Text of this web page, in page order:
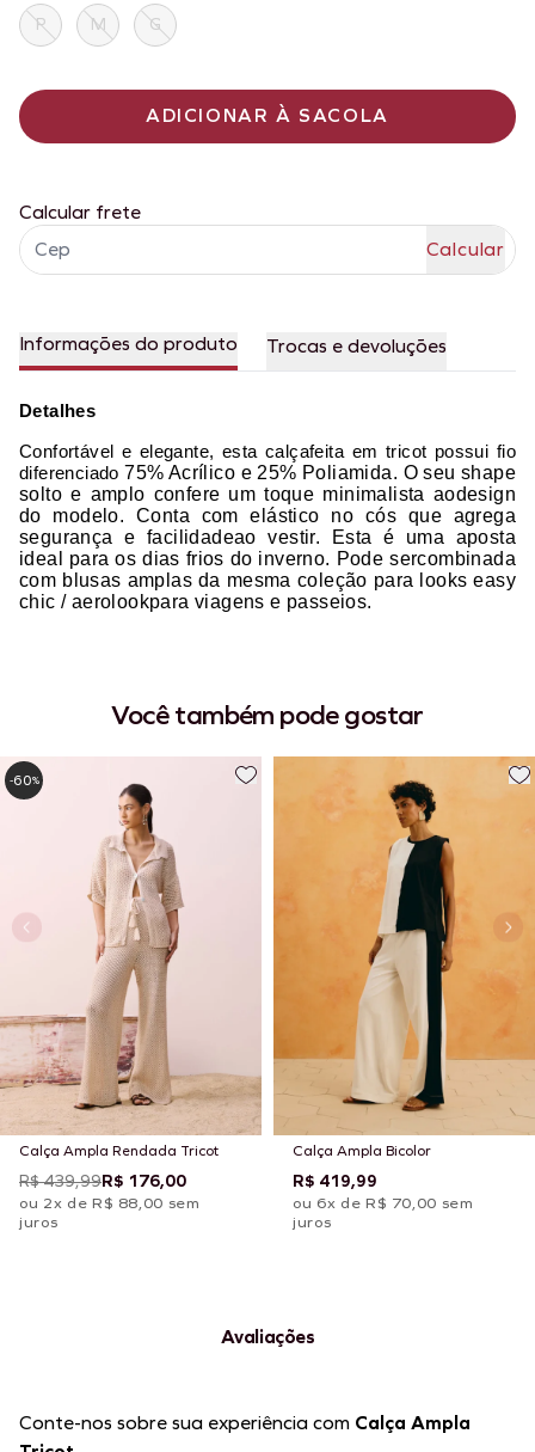
P M G
ADICIONAR À SACOLA
Calcular frete
Informações do produto Trocas e devoluções
Detalhes
Confortável e elegante, esta calçafeita em tricot possui fio
diferenciado75% Acrílico e 25% Poliamida. O seu shape
solto e amplo confere um toque minimalista aodesign
do modelo. Conta com elástico no cós que agrega
segurança e facilidadeao vestir. Esta é uma aposta
ideal para os dias frios do inverno. Pode sercombinada
com blusas amplas da mesma coleção para looks easy
chic / aerolookpara viagens e passeios.
Você também pode gostar
Calça Ampla Rendada Tricot
R$ 439,99R$ 176,00
ou 2x de R$ 88,00 sem
juros
-60%
Calça Ampla Bicolor
R$ 419,99
ou 6x de R$ 70,00 sem
juros
Avaliações
Conte-nos sobre sua experiência com Calça Ampla